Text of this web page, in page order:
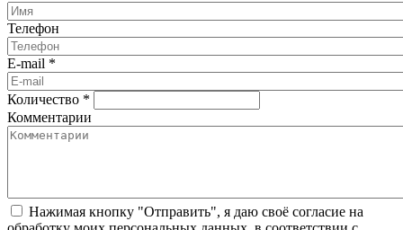
Телефон
E-mail *
Количество *
Комментарии
Нажимая кнопку "Отправить", я даю своё согласие на